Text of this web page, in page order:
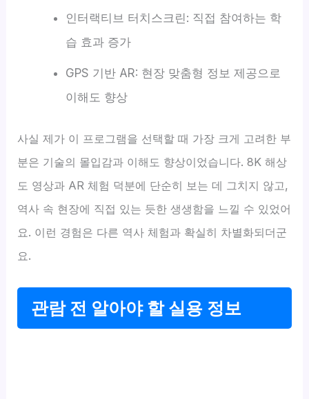
인터랙티브 터치스크린: 직접 참여하는 학
습 효과 증가
GPS 기반 AR: 현장 맞춤형 정보 제공으로
이해도 향상
사실 제가 이 프로그램을 선택할 때 가장 크게 고려한 부
분은 기술의 몰입감과 이해도 향상이었습니다. 8K 해상
도 영상과 AR 체험 덕분에 단순히 보는 데 그치지 않고,
역사 속 현장에 직접 있는 듯한 생생함을 느낄 수 있었어
요. 이런 경험은 다른 역사 체험과 확실히 차별화되더군
요.
관람 전 알아야 할 실용 정보